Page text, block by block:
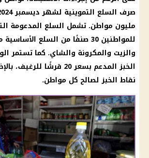
مليون مواطن. تشمل السلع المدعومة
للمواطنين 30 صنفًا من السلع
والزيت والمكرونة والشاي. كما تستمر
الخبز المدعم بسعر 20 قرشًا
نقاط الخبز لصالح كل مواطن.